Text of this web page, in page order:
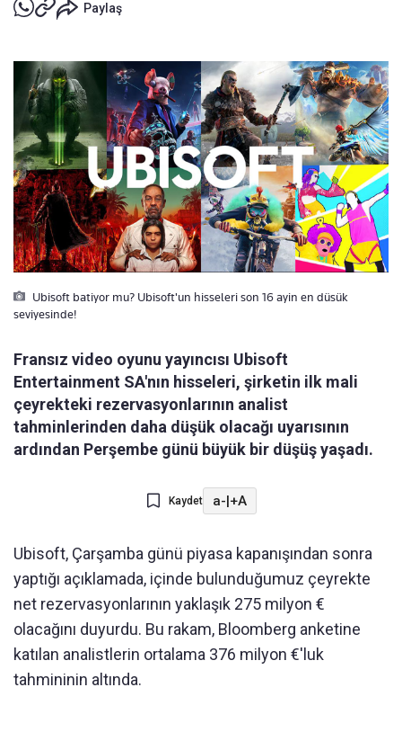
Paylaş
Ubisoft batiyor mu? Ubisoft'un hisseleri son 16 ayin en düsük
seviyesinde!
Fransız video oyunu yayıncısı Ubisoft
Entertainment SA'nın hisseleri, şirketin ilk mali
çeyrekteki rezervasyonlarının analist
tahminlerinden daha düşük olacağı uyarısının
ardından Perşembe günü büyük bir düşüş yaşadı.
Kaydet a-|+A
Ubisoft, Çarşamba günü piyasa kapanışından sonra
yaptığı açıklamada, içinde bulunduğumuz çeyrekte
net rezervasyonlarının yaklaşık 275 milyon €
olacağını duyurdu. Bu rakam, Bloomberg anketine
katılan analistlerin ortalama 376 milyon €'luk
tahmininin altında.